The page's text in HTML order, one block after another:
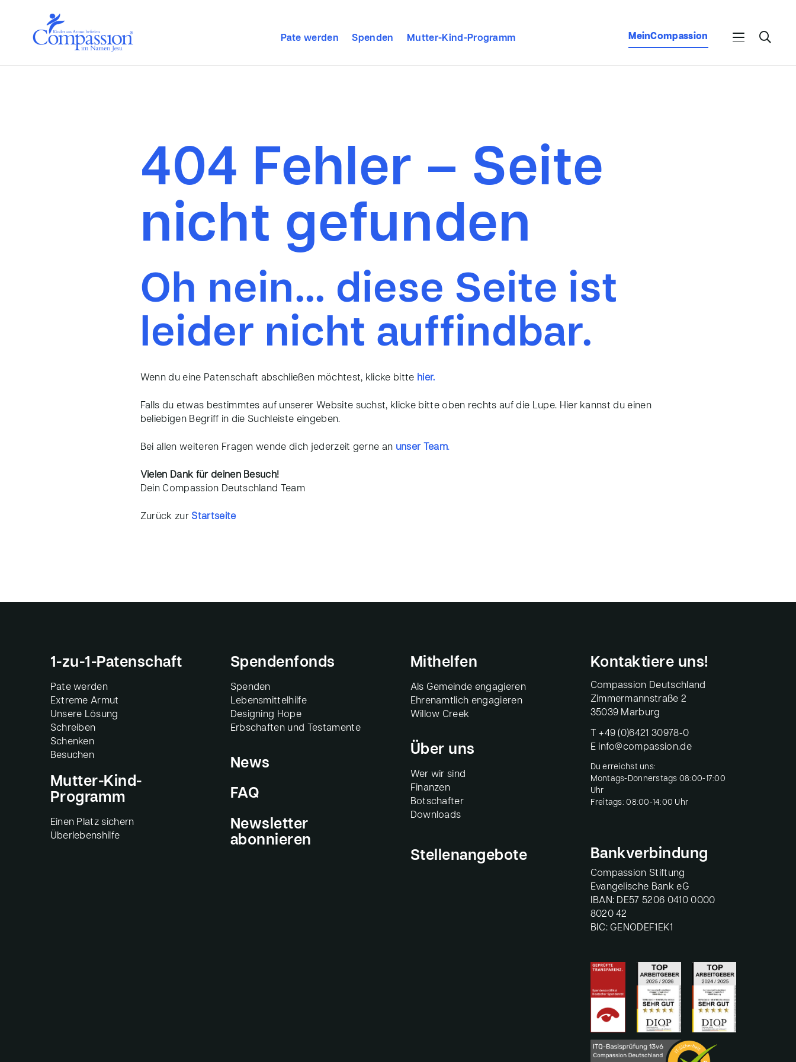
Pate werden Spenden Mutter-Kind-Programm MeinCompassion
404 Fehler – Seite
nicht gefunden
Oh nein… diese Seite ist
leider nicht auffindbar.
Wenn du eine Patenschaft abschließen möchtest, klicke bitte hier.
Falls du etwas bestimmtes auf unserer Website suchst, klicke bitte oben rechts auf die Lupe. Hier kannst du einen
beliebigen Begriff in die Suchleiste eingeben.
Bei allen weiteren Fragen wende dich jederzeit gerne an unser Team.
Vielen Dank für deinen Besuch!
Dein Compassion Deutschland Team
Zurück zur Startseite
1-zu-1-Patenschaft
Pate werden
Extreme Armut
Unsere Lösung
Schreiben
Schenken
Besuchen
Mutter-Kind-
Programm
Einen Platz sichern
Überlebenshilfe
Spendenfonds
Spenden
Lebensmittelhilfe
Designing Hope
Erbschaften und Testamente
News
FAQ
Newsletter
abonnieren
Mithelfen
Als Gemeinde engagieren
Ehrenamtlich engagieren
Willow Creek
Über uns
Wer wir sind
Finanzen
Botschafter
Downloads
Stellenangebote
Kontaktiere uns!
Compassion Deutschland
Zimmermannstraße 2
35039 Marburg
+49 (0)6421 30978-0
E info@compassion.de
Du erreichst uns:
Montags-Donnerstags 08:00-17:00
Uhr
Freitags: 08:00-14:00 Uhr
Bankverbindung
Compassion Stiftung
Evangelische Bank eG
IBAN: DE57 5206 0410 0000
8020 42
BIC: GENODEF1EK1